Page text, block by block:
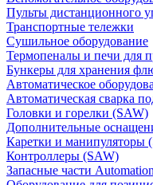
Пульты дистанционного
Транспортные тележки
Сушильное оборудование
Термопеналы и печи для
Бункеры для хранения
Автоматическое
Автоматическая сварка
Головки и горелки (SAW)
Дополнительные
Каретки и манипуляторы
Контроллеры (SAW)
Запасные части